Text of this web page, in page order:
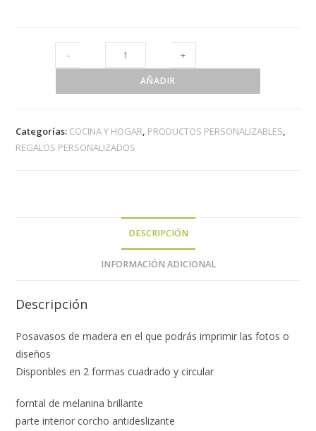
- +
AÑADIR
Categorías: COCINA Y HOGAR, PRODUCTOS PERSONALIZABLES,
REGALOS PERSONALIZADOS
DESCRIPCIÓN
INFORMACIÓN ADICIONAL
Descripción
Posavasos de madera en el que podrás imprimir las fotos o
diseños
Disponbles en 2 formas cuadrado y circular
forntal de melanina brillante
parte interior corcho antideslizante